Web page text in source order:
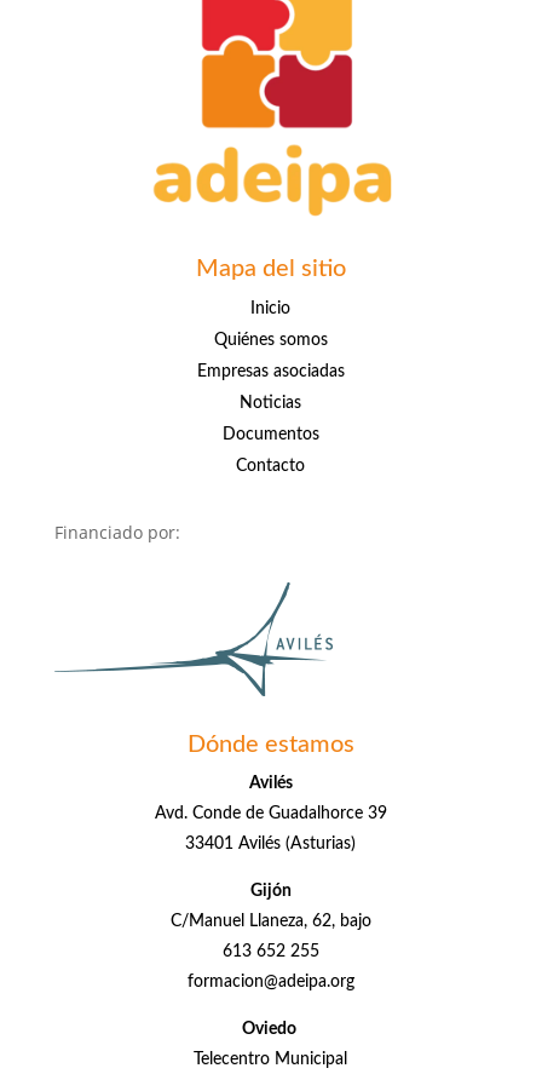
Mapa del sitio
Inicio
Quiénes somos
Empresas asociadas
Noticias
Documentos
Contacto
Financiado por:
Dónde estamos
Avilés
Avd. Conde de Guadalhorce 39
33401 Avilés (Asturias)
Gijón
C/Manuel Llaneza, 62, bajo
613 652 255
formacion@adeipa.org
Oviedo
Telecentro Municipal